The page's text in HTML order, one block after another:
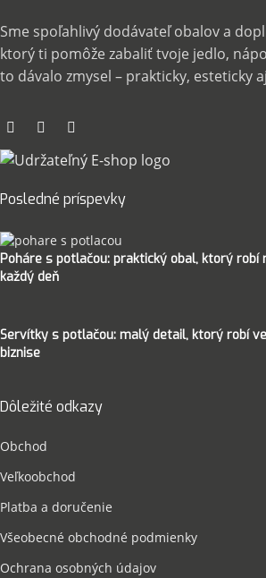
Sme spoľahlivý dodávateľ obalov a
ktorý ti pomôže zabaliť tvoje jedlo,
to dávalo zmysel – prakticky, esteticky
Posledné príspevky
Poháre s potlačou: praktický obal, ktorý robí
každý deň
Servítky s potlačou: malý detail, ktorý robí
biznise
Dôležité odkazy
Obchod
Veľkoobchod
Platba a doručenie
Všeobecné obchodné podmienky
Ochrana osobných údajov